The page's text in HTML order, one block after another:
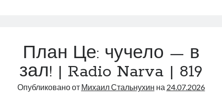
в
ом
|
План Це: чучело — в
зал! | Radio Narva | 819
Опубликовано от Михаил Стальнухин на 24.07.2026